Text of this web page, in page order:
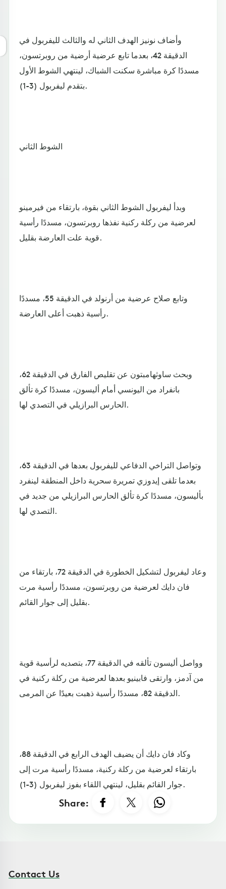
وأضاف نونيز الهدف الثاني له والثالث لليفربول في
الدقيقة 42، بعدما تابع عرضية أرضية من روبرتسون،
مسددًا كرة مباشرة سكنت الشباك، لينتهي الشوط الأول
بتقدم ليفربول (3-1).
الشوط الثاني
وبدأ ليفربول الشوط الثاني بقوة، بارتقاء من فيرمينو
لعرضية من ركلة ركنية نفذها روبرتسون، مسددًا رأسية
قوية علت العارضة بقليل.
وتابع صلاح عرضية من أرنولد في الدقيقة 55، مسددًا
رأسية ذهبت أعلى العارضة.
وبحث ساوثهامبتون عن تقليص الفارق في الدقيقة 62،
بانفراد من اليونسي أمام أليسون، مسددًا كرة تألق
الحارس البرازيلي في التصدي لها.
وتواصل التراخي الدفاعي لليفربول بعدها في الدقيقة 63،
بعدما تلقى إيدوزي تمريرة سحرية داخل المنطقة لينفرد
بأليسون، مسددًا كرة تألق الحارس البرازيلي من جديد في
التصدي لها.
وعاد ليفربول لتشكيل الخطورة في الدقيقة 72، بارتقاء من
فان دايك لعرضية من روبرتسون، مسددًا رأسية مرت
بقليل إلى جوار القائم.
وواصل أليسون تألقه في الدقيقة 77، بتصديه لرأسية قوية
من آدمز، وارتقى فابينيو بعدها لعرضية من ركلة ركنية في
الدقيقة 82، مسددًا رأسية ذهبت بعيدًا عن المرمى.
وكاد فان دايك أن يضيف الهدف الرابع في الدقيقة 88،
بارتقاء لعرضية من ركلة ركنية، مسددًا رأسية مرت إلى
جوار القائم بقليل، لينتهي اللقاء بفوز ليفربول (3-1).
Share:
Contact Us